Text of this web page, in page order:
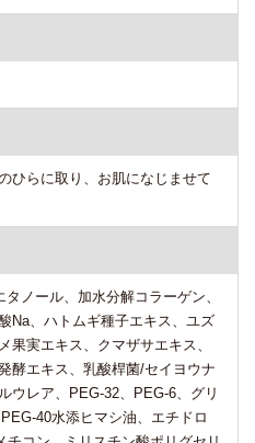
ひらに取り、お肌になじませて
ノール、加水分解コラーゲン、
Na、ハトムギ種子エキス、ユズ
果実エキス、クマザサエキス、
酵エキス、乳酸桿菌/セイヨウナ
ウレア、PEG-32、PEG-6、グリ
40水添ヒマシ油、エチドロ